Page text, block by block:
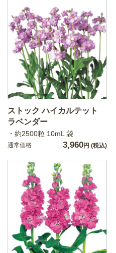
ストック ハイカルテット
ラベンダー
・約2500粒 10mL 袋
通常価格 3,960円 (税込)